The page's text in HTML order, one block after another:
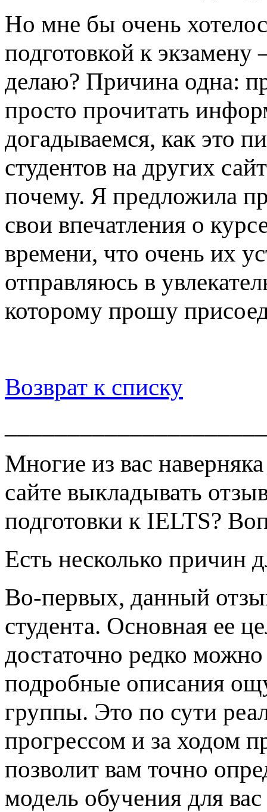
Но мне бы очень
подготовкой к экзамену
делаю? Причина одна:
просто прочитать
догадываемся, как это
студентов на других
почему. Я предложила
свои впечатления о
времени, что очень их
отправляюсь в
которому прошу
Возврат к списку
Многие из вас
сайте выкладывать
подготовки к IELTS?
Есть несколько причин
Во-первых, данный
студента. Основная ее
достаточно редко
подробные описания
группы. Это по сути
прогрессом и за ходом
позволит вам точно
модель обучения для